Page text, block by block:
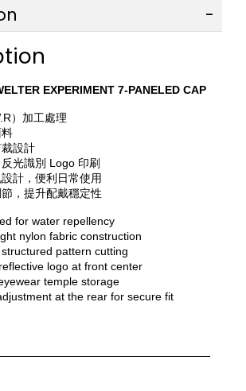
EXPERIMENT 7-PANELED CAP
）加工處理
設計
光識別 Logo 印刷
計，便利日常使用
，提升配戴穩定性
for water repellency
nylon fabric construction
pattern cutting
logo at front center
temple storage
at the rear for secure fit